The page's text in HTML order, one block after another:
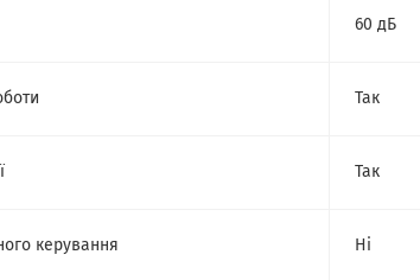
60 дБ
Так
Так
керування Ні